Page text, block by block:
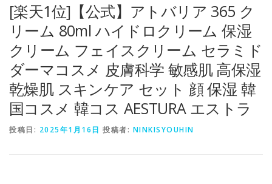
[楽天1位]【公式】アトバリア 365 ク
リーム 80ml ハイドロクリーム 保湿
クリーム フェイスクリーム セラミド
ダーマコスメ 皮膚科学 敏感肌 高保湿
乾燥肌 スキンケア セット 顔 保湿 韓
国コスメ 韓コス AESTURA エストラ
投稿日: 2025年1月16日 投稿者: NINKISYOUHIN